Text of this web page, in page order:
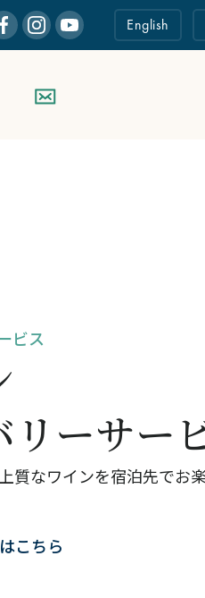
English
ビス
リーサー
質なワインを宿泊先でお
こちら